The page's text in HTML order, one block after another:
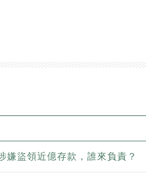
嫌盜領近億存款，誰來負責？